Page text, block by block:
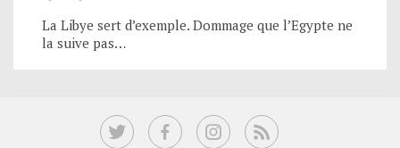
La Libye sert d’exemple. Dommage que l’Egypte ne
la suive pas…